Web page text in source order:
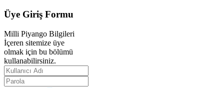
Üye Giriş Formu
Milli Piyango Bilgileri
İçeren sitemize üye
olmak için bu bölümü
kullanabilirsiniz.